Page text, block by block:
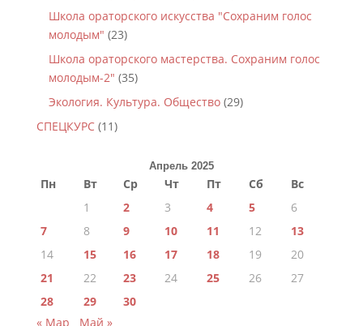
Школа ораторского искусства "Сохраним голос
молодым" (23)
Школа ораторского мастерства. Сохраним голос
молодым-2" (35)
Экология. Культура. Общество(29)
СПЕЦКУРС(11)
Апрель 2025
Пн Вт Ср Чт Пт Сб
Вс
1
2 3 4 5
6
7
8 9 10 11 12
13
14
15 16 17 18 19
20
21
22 23 24 25 26
27
28
29
30
« Мар
Май »